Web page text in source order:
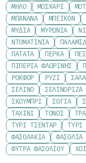
ΜΉΛΟ
ΜΟΣΧΆΡΙ
ΜΠΑΝΆΝΑ
ΜΠΈΙΚΟΝ
ΜΎΔΙΑ
ΜΥΡΏΝΙΑ
ΝΤΟΜΑΤΊΝΙΑ
ΠΑΤΆΤΑ
ΠΈΡΚΑ
ΠΙΠΕΡΙΆ ΦΛΩΡΊΝΗΣ
ΡΟΚΦΌΡ
ΡΎΖΙ
ΣΈΛΙΝΟ
ΣΕΛΙΝΌΡΙΖΑ
ΣΚΟΥΜΠΡΊ
ΣΌΓΙΑ
ΤΑΧΊΝΙ
ΤΌΝΟΣ
ΤΥΡΊ ΤΣΈΝΤΑΡ
ΤΥΡΊ
ΦΑΣΟΛΆΚΙΑ
ΦΑΣΌΛΙΑ
ΦΎΤΡΑ ΦΑΣΟΛΙΟΎ